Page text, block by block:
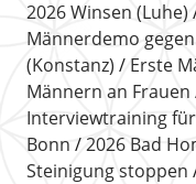
2026 Winsen (Luhe)
Männerdemo
(Konstanz)
Erste
Männern an Frauen
Interviewtraining
Bonn
2026 Bad
Steinigung stoppen